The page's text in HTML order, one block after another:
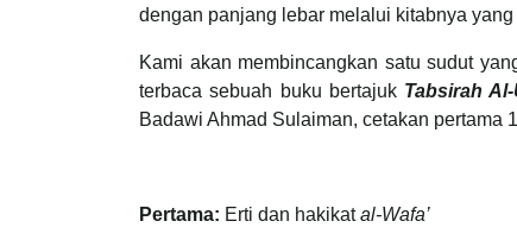
dengan panjang lebar melalui kitabnya
Kami akan membincangkan satu sudut
terbaca sebuah buku bertajuk Tabsirah
Badawi Ahmad Sulaiman, cetakan pertama
Pertama: Erti dan hakikatal-Wafa’